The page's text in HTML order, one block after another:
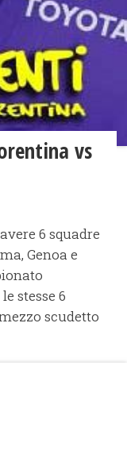
vs
6 squadre
Genoa e
stesse 6
scudetto